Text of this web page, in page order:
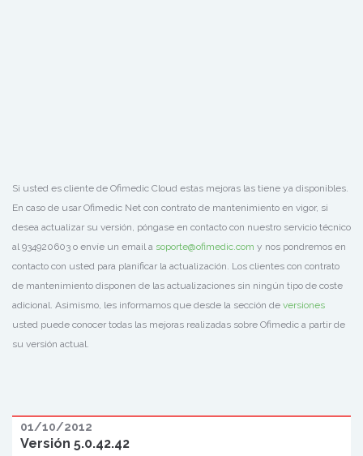
Si usted es cliente de Ofimedic Cloud estas mejoras las tiene ya disponibles.
En caso de usar Ofimedic Net con contrato de mantenimiento en vigor, si
desea actualizar su versión, póngase en contacto con nuestro servicio técnico
al 934920603 o envíe un email a soporte@ofimedic.com y nos pondremos en
contacto con usted para planificar la actualización. Los clientes con contrato
de mantenimiento disponen de las actualizaciones sin ningún tipo de coste
adicional. Asimismo, les informamos que desde la sección de versiones
usted puede conocer todas las mejoras realizadas sobre Ofimedic a partir de
su versión actual.
01/10/2012
Versión 5.0.42.42